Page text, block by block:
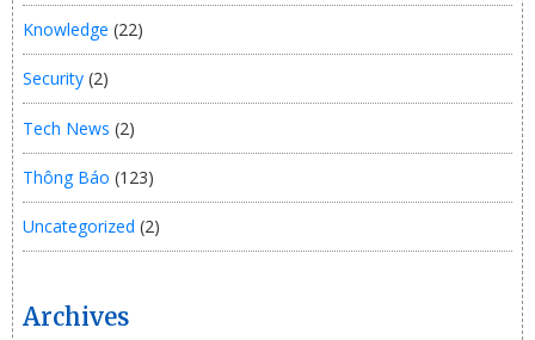
Knowledge (22)
Security (2)
Tech News (2)
Thông Báo (123)
Uncategorized (2)
Archives